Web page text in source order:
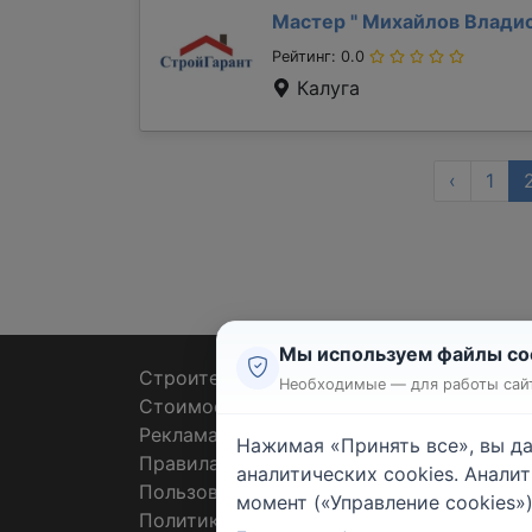
Мастер " Михайлов
Рейтинг: 0.0
Калуга
‹ 1
Строительные тендеры
Стоимость работ
Реклама
Правила
Пользовательское соглашение
Политика конфиденциальности
Мы используем файлы
Необходимые — для работы
Нажимая «Принять все», вы
аналитических cookies.
момент («Управление